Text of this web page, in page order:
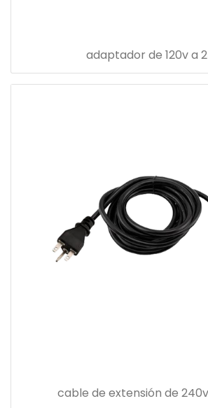
adaptador de 120v a
cable de extensión de